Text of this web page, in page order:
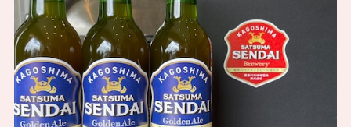
美しい麦みそ 500g
2020/10/24
豚みそふりかけ
2020/10/24